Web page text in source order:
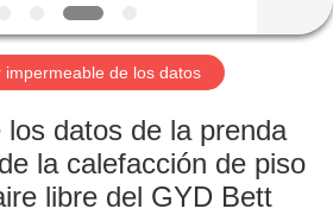
impermeable de los datos
los datos de la prenda
la calefacción de piso
libre del GYD Bett